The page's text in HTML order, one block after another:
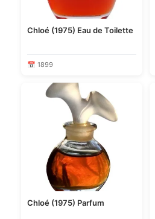
Chloé (1975) Eau de Toilette
📅 1899
Chloé (1975) Parfum